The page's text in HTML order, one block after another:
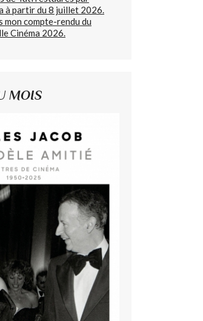
à partir du 8 juillet 2026.
mon compte-rendu du
Cinéma 2026.
MOIS